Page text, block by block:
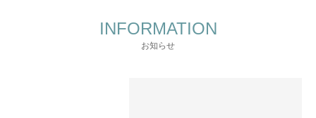
INFORMATION
お知らせ